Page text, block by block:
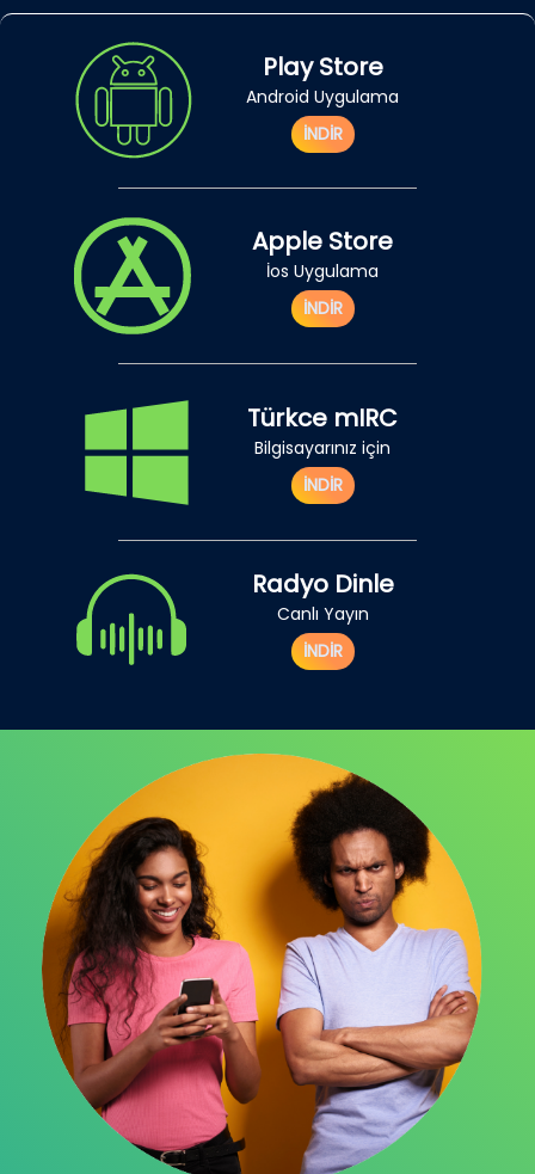
Play Store
Android Uygulama
İNDİR
Apple Store
İos Uygulama
İNDİR
Türkce mIRC
Bilgisayarınız için
İNDİR
Radyo Dinle
Canlı Yayın
İNDİR